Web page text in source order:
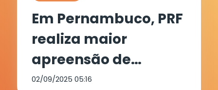
Em Pernambuco, PRF
realiza maior
apreensão de
madeira ilegal da
02/09/2025 05:16